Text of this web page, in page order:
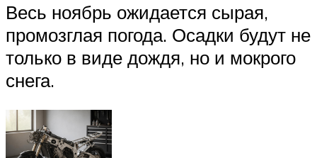
Весь ноябрь ожидается сырая,
промозглая погода. Осадки будут не
только в виде дождя, но и мокрого
снега.